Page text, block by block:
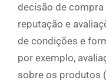
decisão de
reputação e
de condições e
por exemplo,
sobre os produtos